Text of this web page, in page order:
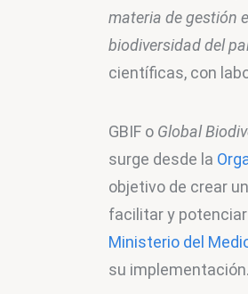
materia de gestión
biodiversidad del
científicas, con
GBIF o Global
surge desde la
objetivo de crear
facilitar y
Ministerio del
su implementación.